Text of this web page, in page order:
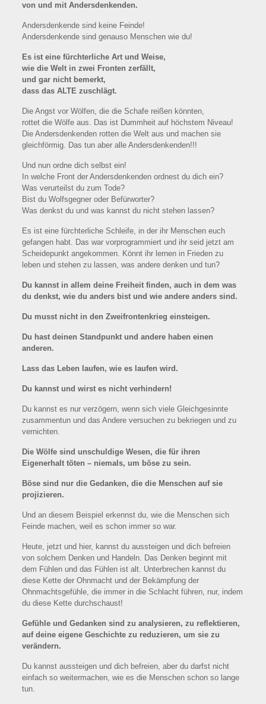
von und mit Andersdenkenden.
Andersdenkende sind keine Feinde!
Andersdenkende sind genauso Menschen wie du!
Es ist eine fürchterliche Art und Weise,
wie die Welt in zwei Fronten zerfällt,
und gar nicht bemerkt,
dass das ALTE zuschlägt.
Die Angst vor Wölfen, die die Schafe reißen könnten,
rottet die Wölfe aus. Das ist Dummheit auf höchstem Niveau!
Die Andersdenkenden rotten die Welt aus und machen sie
gleichförmig. Das tun aber alle Andersdenkenden!!!
Und nun ordne dich selbst ein!
In welche Front der Andersdenkenden ordnest du dich ein?
Was verurteilst du zum Tode?
Bist du Wolfsgegner oder Befürworter?
Was denkst du und was kannst du nicht stehen lassen?
Es ist eine fürchterliche Schleife, in der ihr Menschen euch
gefangen habt. Das war vorprogrammiert und ihr seid jetzt am
Scheidepunkt angekommen. Könnt ihr lernen in Frieden zu
leben und stehen zu lassen, was andere denken und tun?
Du kannst in allem deine Freiheit finden, auch in dem was
du denkst, wie du anders bist und wie andere anders sind.
Du musst nicht in den Zweifrontenkrieg einsteigen.
Du hast deinen Standpunkt und andere haben einen
anderen.
Lass das Leben laufen, wie es laufen wird.
Du kannst und wirst es nicht verhindern!
Du kannst es nur verzögern, wenn sich viele Gleichgesinnte
zusammentun und das Andere versuchen zu bekriegen und zu
vernichten.
Die Wölfe sind unschuldige Wesen, die für ihren
Eigenerhalt töten – niemals, um böse zu sein.
Böse sind nur die Gedanken, die die Menschen auf sie
projizieren.
Und an diesem Beispiel erkennst du, wie die Menschen sich
Feinde machen, weil es schon immer so war.
Heute, jetzt und hier, kannst du aussteigen und dich befreien
von solchem Denken und Handeln. Das Denken beginnt mit
dem Fühlen und das Fühlen ist alt. Unterbrechen kannst du
diese Kette der Ohnmacht und der Bekämpfung der
Ohnmachtsgefühle, die immer in die Schlacht führen, nur, indem
du diese Kette durchschaust!
Gefühle und Gedanken sind zu analysieren, zu reflektieren,
auf deine eigene Geschichte zu reduzieren, um sie zu
verändern.
Du kannst aussteigen und dich befreien, aber du darfst nicht
einfach so weitermachen, wie es die Menschen schon so lange
tun.